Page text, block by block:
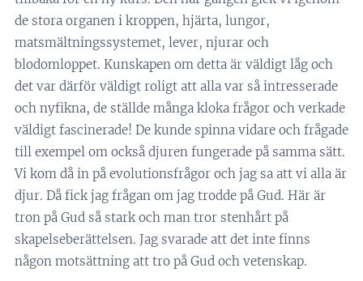
de stora organen i kroppen, hjärta, lungor,
matsmältningssystemet, lever, njurar och
blodomloppet. Kunskapen om detta är väldigt låg och
det var därför väldigt roligt att alla var så intresserade
och nyfikna, de ställde många kloka frågor och verkade
väldigt fascinerade! De kunde spinna vidare och frågade
till exempel om också djuren fungerade på samma sätt.
Vi kom då in på evolutionsfrågor och jag sa att vi alla är
djur. Då fick jag frågan om jag trodde på Gud. Här är
tron på Gud så stark och man tror stenhårt på
skapelseberättelsen. Jag svarade att det inte finns
någon motsättning att tro på Gud och vetenskap.